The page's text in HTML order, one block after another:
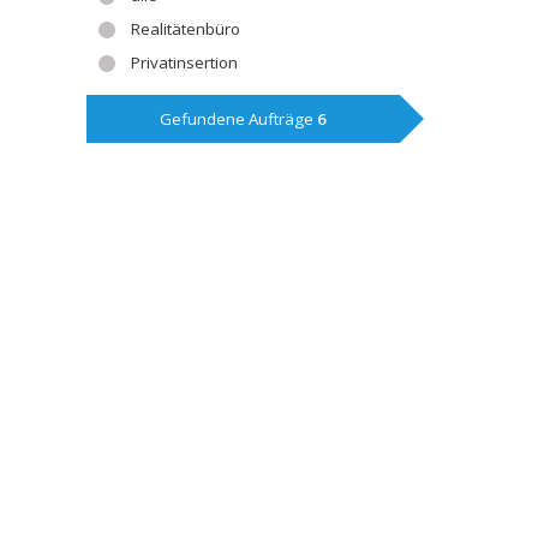
Realitätenbüro
Privatinsertion
Gefundene Aufträge 6